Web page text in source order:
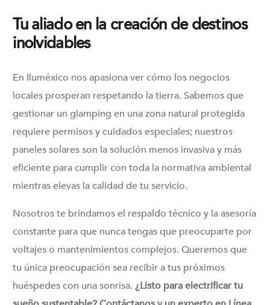
Tu aliado en la creación de destinos
inolvidables
En Iluméxico nos apasiona ver cómo los negocios
locales prosperan respetando la tierra. Sabemos que
gestionar un glamping en una zona natural protegida
requiere permisos y cuidados especiales; nuestros
paneles solares son la solución menos invasiva y más
eficiente para cumplir con toda la normativa ambiental
mientras elevas la calidad de tu servicio.
Nosotros te brindamos el respaldo técnico y la asesoría
constante para que nunca tengas que preocuparte por
voltajes o mantenimientos complejos. Queremos que
tu única preocupación sea recibir a tus próximos
huéspedes con una sonrisa.¿Listo para electrificar tu